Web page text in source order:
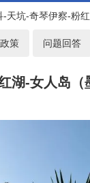
坑-奇琴伊察-粉
策 问题回答
-女人岛